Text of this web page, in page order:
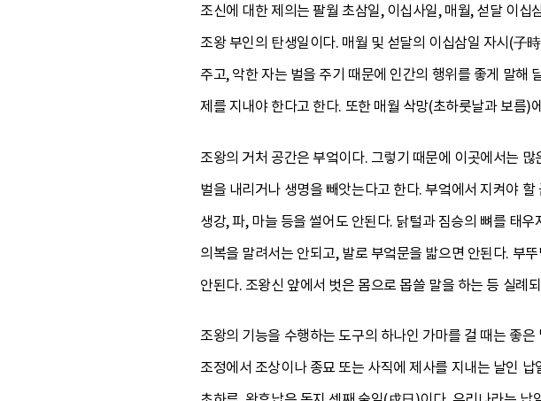
조신에 대한 제의는 팔월 초삼일, 이십사일, 매월, 섣달 이
조왕 부인의 탄생일이다. 매월 및 섣달의 이십삼일 자시(子
주고, 악한 자는 벌을 주기 때문에 인간의 행위를 좋게 말해
제를 지내야 한다고 한다. 또한 매월 삭망(초하룻날과 보름
조왕의 거처 공간은 부엌이다. 그렇기 때문에 이곳에서는
벌을 내리거나 생명을 빼앗는다고 한다. 부엌에서 지켜야
생강, 파, 마늘 등을 썰어도 안된다. 닭털과 짐승의 뼈를 태
의복을 말려서는 안되고, 발로 부엌문을 밟으면 안된다. 부
안된다. 조왕신 앞에서 벗은 몸으로 몹쓸 말을 하는 등 실례
조왕의 기능을 수행하는 도구의 하나인 가마를 걸 때는 좋
조정에서 조상이나 종묘 또는 사직에 제사를 지내는 날인